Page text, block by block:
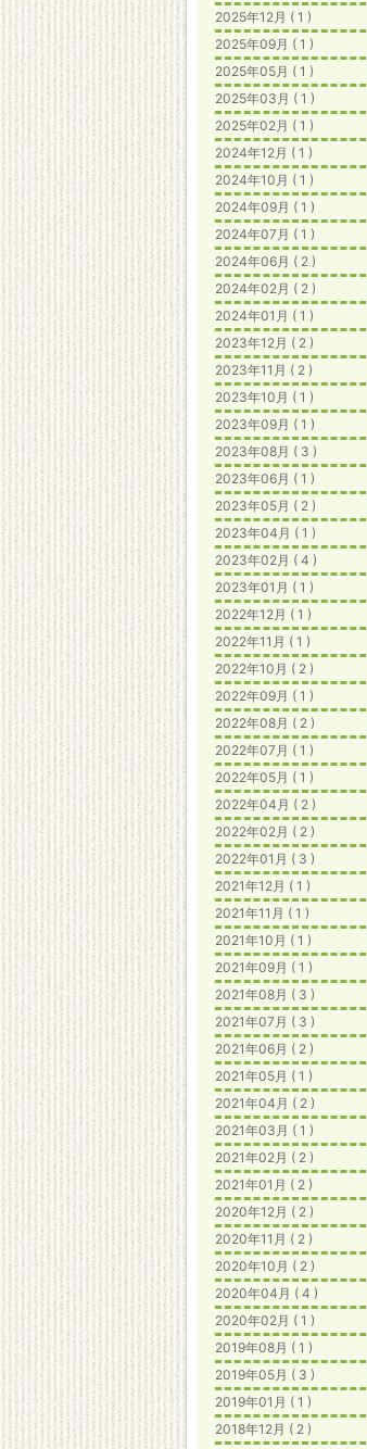
2025年12月 ( 1 )
2025年09月 ( 1 )
2025年05月 ( 1 )
2025年03月 ( 1 )
2025年02月 ( 1 )
2024年12月 ( 1 )
2024年10月 ( 1 )
2024年09月 ( 1 )
2024年07月 ( 1 )
2024年06月 ( 2 )
2024年02月 ( 2 )
2024年01月 ( 1 )
2023年12月 ( 2 )
2023年11月 ( 2 )
2023年10月 ( 1 )
2023年09月 ( 1 )
2023年08月 ( 3 )
2023年06月 ( 1 )
2023年05月 ( 2 )
2023年04月 ( 1 )
2023年02月 ( 4 )
2023年01月 ( 1 )
2022年12月 ( 1 )
2022年11月 ( 1 )
2022年10月 ( 2 )
2022年09月 ( 1 )
2022年08月 ( 2 )
2022年07月 ( 1 )
2022年05月 ( 1 )
2022年04月 ( 2 )
2022年02月 ( 2 )
2022年01月 ( 3 )
2021年12月 ( 1 )
2021年11月 ( 1 )
2021年10月 ( 1 )
2021年09月 ( 1 )
2021年08月 ( 3 )
2021年07月 ( 3 )
2021年06月 ( 2 )
2021年05月 ( 1 )
2021年04月 ( 2 )
2021年03月 ( 1 )
2021年02月 ( 2 )
2021年01月 ( 2 )
2020年12月 ( 2 )
2020年11月 ( 2 )
2020年10月 ( 2 )
2020年04月 ( 4 )
2020年02月 ( 1 )
2019年08月 ( 1 )
2019年05月 ( 3 )
2019年01月 ( 1 )
2018年12月 ( 2 )